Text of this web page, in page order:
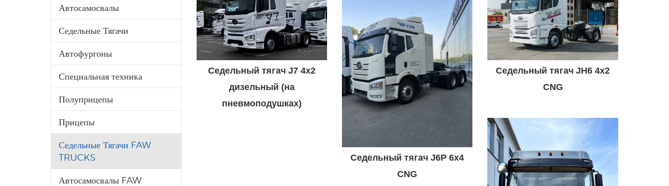
Автосамосвалы
Седельные Тягачи
Автофургоны
Специальная техника
Полуприцепы
Прицепы
Седельные Тягачи FAW
TRUCKS
Автосамосвалы FAW
Седельный тягач J7 4x2
дизельный (на
пневмоподушках)
Седельный тягач J6P 6x4
CNG
Седельный тягач JH6 4x2
CNG